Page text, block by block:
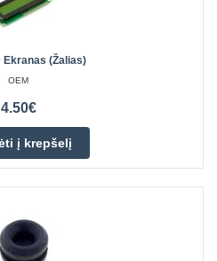
Ekranas (žalias)
OEM
4.50€
į krepšelį